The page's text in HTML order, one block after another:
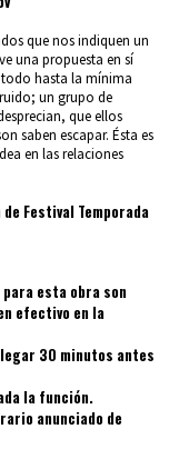
que nos indiquen un
una propuesta en sí
hasta la mínima
un grupo de
que ellos
saben escapar. Ésta es
en las relaciones
Festival Temporada
para esta obra son
efectivo en la
30 minutos antes
la función.
anunciado de